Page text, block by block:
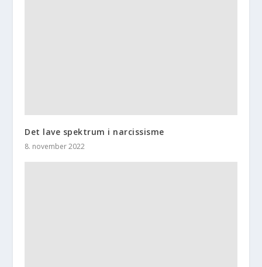
Det lave spektrum i narcissisme
8. november 2022